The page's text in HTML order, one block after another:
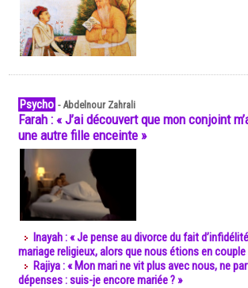
Psycho -Abdelnour Zahrali
Farah : « J’ai découvert que mon conjoint
une autre fille enceinte »
Inayah : « Je pense au divorce du fait
mariage religieux, alors que nous étions en couple
Rajiya : « Mon mari ne vit plus avec nous, ne
dépenses : suis-je encore mariée ? »